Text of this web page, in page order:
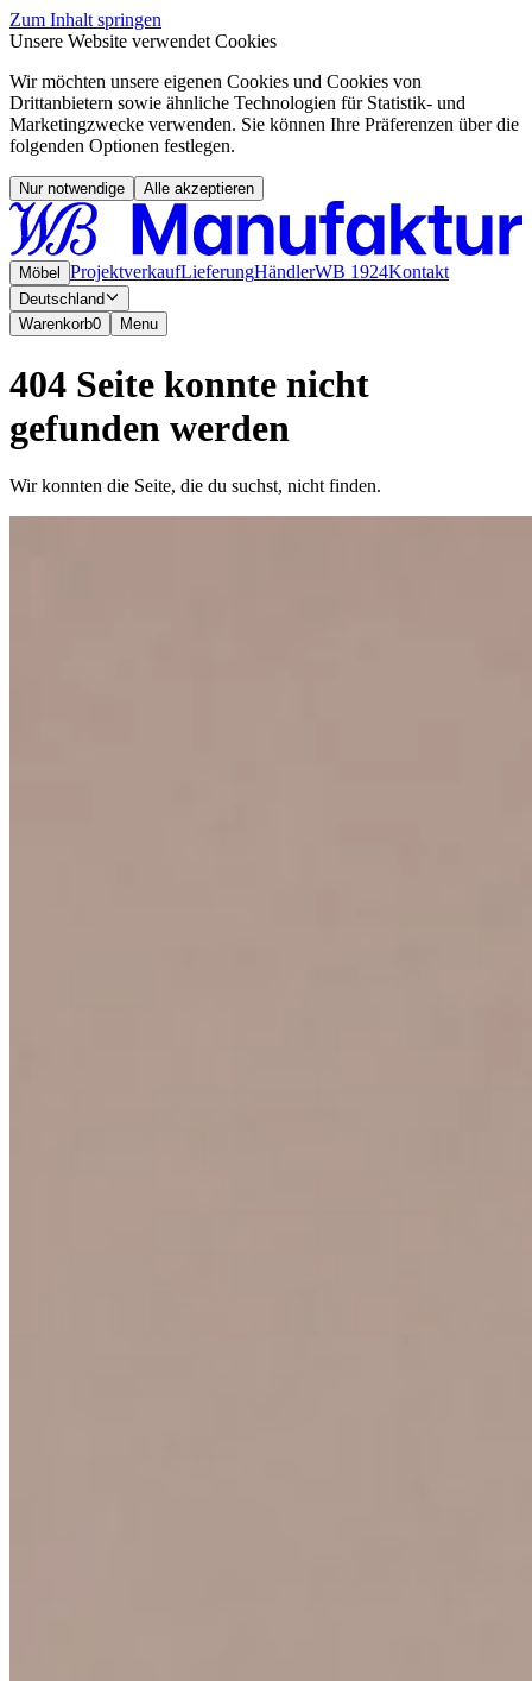
Zum Inhalt springen
Unsere Website verwendet Cookies
Wir möchten unsere eigenen Cookies und Cookies von
Drittanbietern sowie ähnliche Technologien für Statistik- und
Marketingzwecke verwenden. Sie können Ihre Präferenzen über die
folgenden Optionen festlegen.
Nur notwendige Alle akzeptieren
Möbel ProjektverkaufLieferungHändlerWB 1924Kontakt
Deutschland
Warenkorb0 Menu
404 Seite konnte nicht
gefunden werden
Wir konnten die Seite, die du suchst, nicht finden.